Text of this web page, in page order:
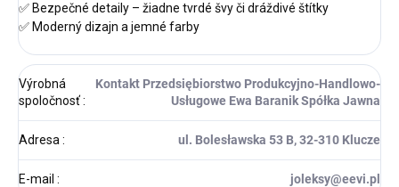
✅ Bezpečné detaily – žiadne tvrdé švy či dráždivé štítky
✅ Moderný dizajn a jemné farby
Výrobná
spoločnosť:
Kontakt Przedsiębiorstwo Produkcyjno-Handlowo-
Usługowe Ewa Baranik Spółka Jawna
Adresa : ul. Bolesławska 53 B, 32-310 Klucze
E-mail : joleksy@eevi.pl